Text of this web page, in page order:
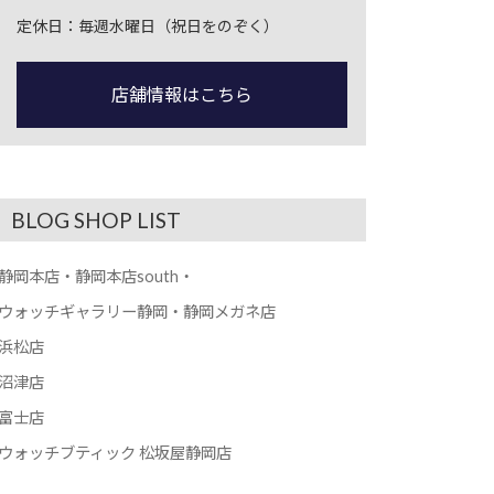
定休日：毎週水曜日（祝日をのぞく）
店舗情報はこちら
BLOG SHOP LIST
岡本店・静岡本店south・
ォッチギャラリー静岡・静岡メガネ店
松店
津店
士店
ォッチブティック 松坂屋静岡店